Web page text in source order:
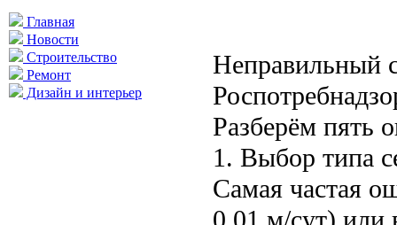
Главная
Новости
Строительство
Ремонт
Дизайн и интерьер
Неправильный
Разберём пять
1. Выбор типа
Самая частая